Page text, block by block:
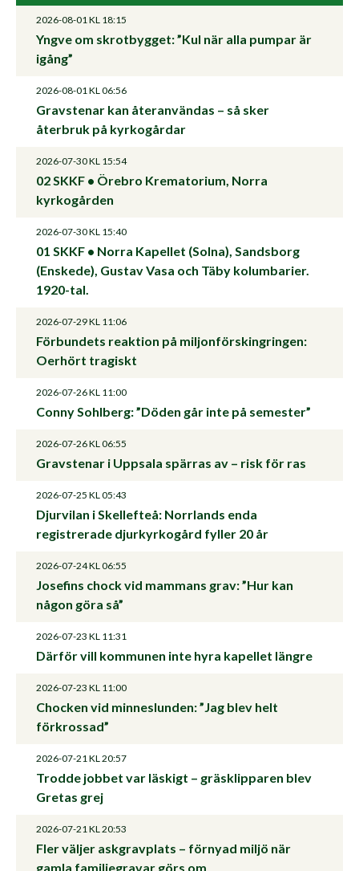
2026-08-01KL 18:15
Yngve om skrotbygget: ”Kul när alla pumpar är
igång”
2026-08-01KL 06:56
Gravstenar kan återanvändas – så sker
återbruk på kyrkogårdar
2026-07-30KL 15:54
02 SKKF • Örebro Krematorium, Norra
kyrkogården
2026-07-30KL 15:40
01 SKKF • Norra Kapellet (Solna), Sandsborg
(Enskede), Gustav Vasa och Täby kolumbarier.
1920-tal.
2026-07-29KL 11:06
Förbundets reaktion på miljonförskingringen:
Oerhört tragiskt
2026-07-26KL 11:00
Conny Sohlberg: ”Döden går inte på semester”
2026-07-26KL 06:55
Gravstenar i Uppsala spärras av – risk för ras
2026-07-25 KL 05:43
Djurvilan i Skellefteå: Norrlands enda
registrerade djurkyrkogård fyller 20 år
2026-07-24KL 06:55
Josefins chock vid mammans grav: ”Hur kan
någon göra så”
2026-07-23 KL 11:31
Därför vill kommunen inte hyra kapellet längre
2026-07-23 KL 11:00
Chocken vid minneslunden: ”Jag blev helt
förkrossad”
2026-07-21KL 20:57
Trodde jobbet var läskigt – gräsklipparen blev
Gretas grej
2026-07-21KL 20:53
Fler väljer askgravplats – förnyad miljö när
gamla familjegravar görs om